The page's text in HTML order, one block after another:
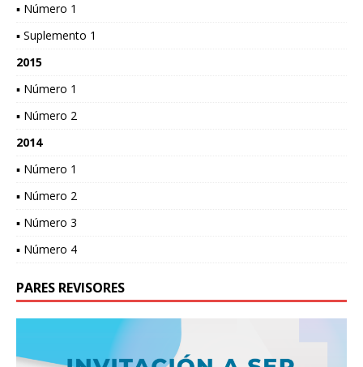
▪ Número 1
▪ Suplemento 1
2015
▪ Número 1
▪ Número 2
2014
▪ Número 1
▪ Número 2
▪ Número 3
▪ Número 4
PARES REVISORES